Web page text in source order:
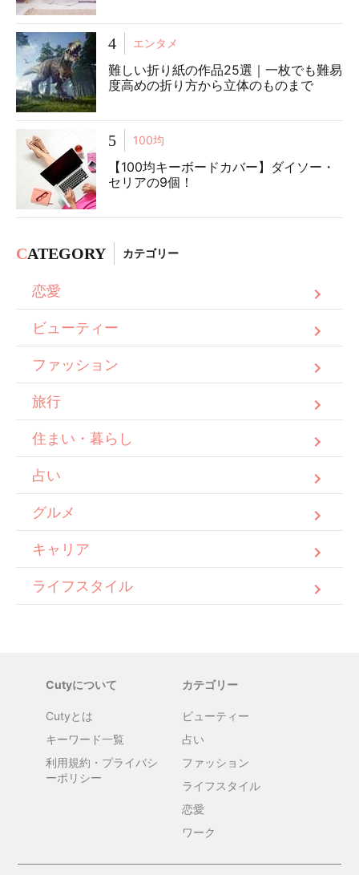
4 エンタメ
難しい折り紙の作品25選｜一枚でも難易
度高めの折り方から立体のものまで
5 100均
【100均キーボードカバー】ダイソー・
セリアの9個！
CATEGORY カテゴリー
恋愛
ビューティー
ファッション
旅行
住まい・暮らし
占い
グルメ
キャリア
ライフスタイル
Cutyについて
Cutyとは
キーワード一覧
利用規約・プライバシ
ーポリシー
カテゴリー
ビューティー
占い
ファッション
ライフスタイル
恋愛
ワーク